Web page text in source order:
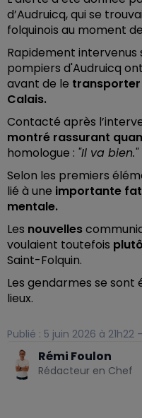
d’Audruicq, qui se
folquinois au moment
Rapidement intervenus
pompiers d'Audruicq
avant de le transporter
Calais.
Contacté après
montré rassurant
homologue : "Il va bien."
Selon les premiers
lié à une importante
mentale.
Les nouvelles
voulaient toutefois
Saint-Folquin.
Les gendarmes se
lieux.
Publié : 5 juin 2026 à
Rémi Foulon
Rédacteur en Chef